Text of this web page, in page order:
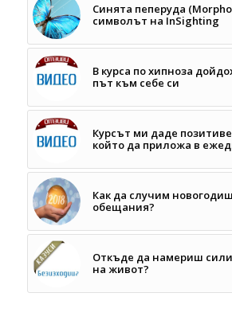
Синята пеперуда
символът на InSighting
В курса по хипноза
път към себе си
Курсът ми даде
който да приложа в
Как да случим
обещания?
Откъде да намериш
на живот?